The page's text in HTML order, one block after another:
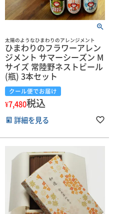
太陽のようなひまわりのアレンジメント
ひまわりのフラワーアレン
ジメント サマーシーズン M
サイズ 常陸野ネストビール
(瓶) 3本セット
クール便でお届け
¥7,480税込
詳細を見る